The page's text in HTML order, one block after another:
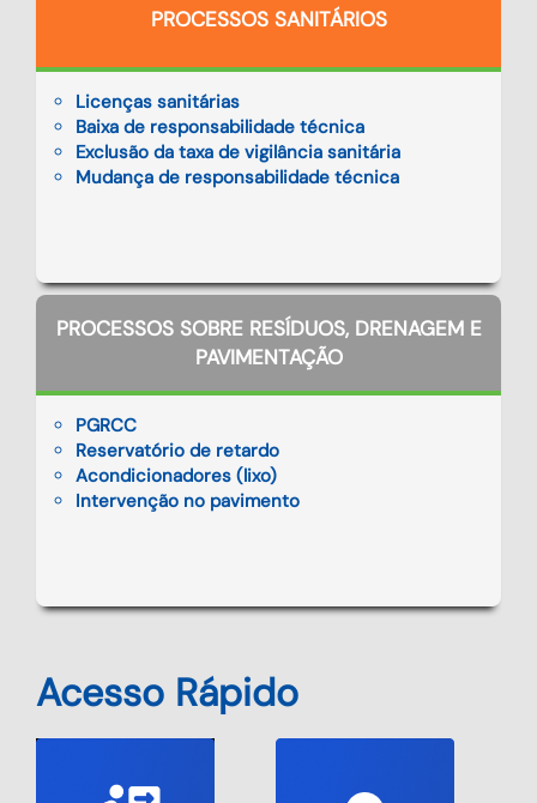
PROCESSOS SANITÁRIOS
Licenças sanitárias
Baixa de responsabilidade técnica
Exclusão da taxa de vigilância sanitária
Mudança de responsabilidade técnica
PROCESSOS SOBRE RESÍDUOS, DRENAGEM E
PAVIMENTAÇÃO
PGRCC
Reservatório de retardo
Acondicionadores (lixo)
Intervenção no pavimento
Acesso Rápido